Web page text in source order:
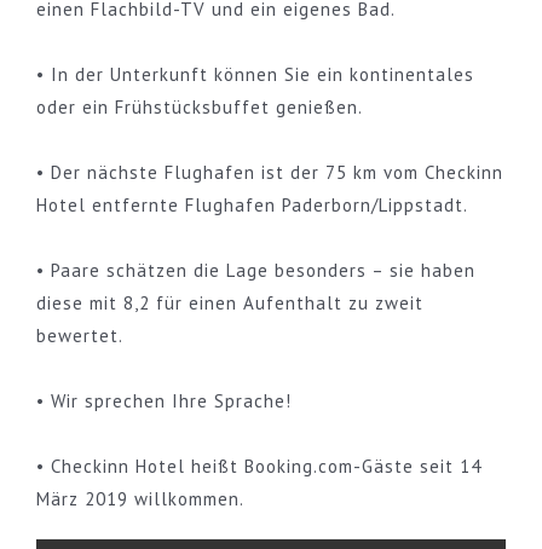
einen Flachbild-TV und ein eigenes Bad.
• In der Unterkunft können Sie ein kontinentales
oder ein Frühstücksbuffet genießen.
• Der nächste Flughafen ist der 75 km vom Checkinn
Hotel entfernte Flughafen Paderborn/Lippstadt.
• Paare schätzen die Lage besonders – sie haben
diese mit 8,2 für einen Aufenthalt zu zweit
bewertet.
• Wir sprechen Ihre Sprache!
• Checkinn Hotel heißt Booking.com-Gäste seit 14
März 2019 willkommen.